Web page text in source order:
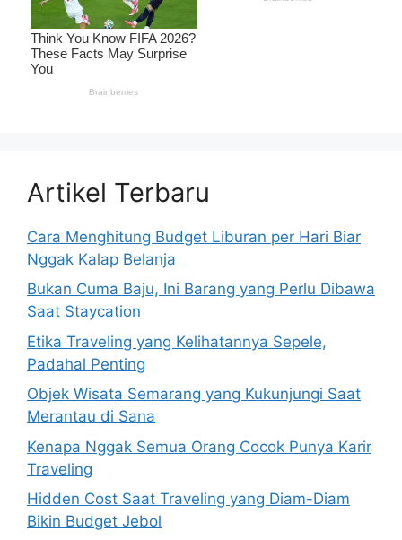
Artikel Terbaru
Cara Menghitung Budget Liburan per Hari Biar
Nggak Kalap Belanja
Bukan Cuma Baju, Ini Barang yang Perlu Dibawa
Saat Staycation
Etika Traveling yang Kelihatannya Sepele,
Padahal Penting
Objek Wisata Semarang yang Kukunjungi Saat
Merantau di Sana
Kenapa Nggak Semua Orang Cocok Punya Karir
Traveling
Hidden Cost Saat Traveling yang Diam-Diam
Bikin Budget Jebol